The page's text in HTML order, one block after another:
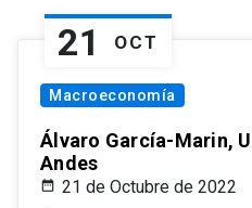
21 OCT
Macroeconomía
Álvaro García-Marin,
Andes
21 de Octubre de 2022